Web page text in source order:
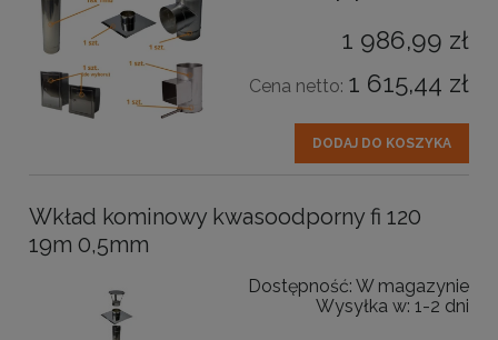
1 986,99 zł
Cena netto: 1 615,44 zł
DODAJ DO KOSZYKA
Wkład kominowy kwasoodporny fi 120
19m 0,5mm
Dostępność: W magazynie
Wysyłka w: 1-2 dni